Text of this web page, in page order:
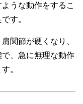
うな動作をするこ
す。
関節が硬くなり、
、急に無理な動作
。